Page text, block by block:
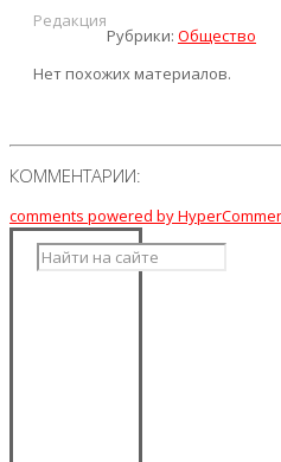
Редакция
Рубрики: Общество
Нет похожих материалов.
КОММЕНТАРИИ:
comments powered by